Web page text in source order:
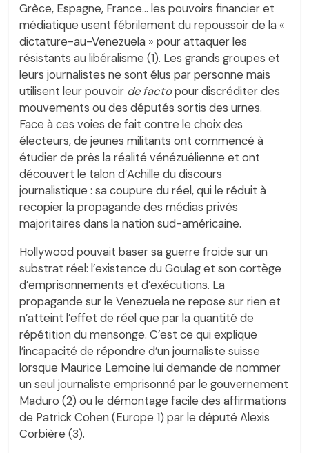
Grèce, Espagne, France… les pouvoirs financier et
médiatique usent fébrilement du repoussoir de la «
dictature-au-Venezuela » pour attaquer les
résistants au libéralisme (1). Les grands groupes et
leurs journalistes ne sont élus par personne mais
utilisent leur pouvoir de factopour discréditer des
mouvements ou des députés sortis des urnes.
Face à ces voies de fait contre le choix des
électeurs, de jeunes militants ont commencé à
étudier de près la réalité vénézuélienne et ont
découvert le talon d’Achille du discours
journalistique : sa coupure du réel, qui le réduit à
recopier la propagande des médias privés
majoritaires dans la nation sud-américaine.
Hollywood pouvait baser sa guerre froide sur un
substrat réel: l’existence du Goulag et son cortège
d’emprisonnements et d’exécutions. La
propagande sur le Venezuela ne repose sur rien et
n’atteint l’effet de réel que par la quantité de
répétition du mensonge. C’est ce qui explique
l’incapacité de répondre d’un journaliste suisse
lorsque Maurice Lemoine lui demande de nommer
un seul journaliste emprisonné par le gouvernement
Maduro (2) ou le démontage facile des affirmations
de Patrick Cohen (Europe 1) par le député Alexis
Corbière (3).